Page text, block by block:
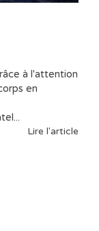
à l'attention
en
Lire l'article